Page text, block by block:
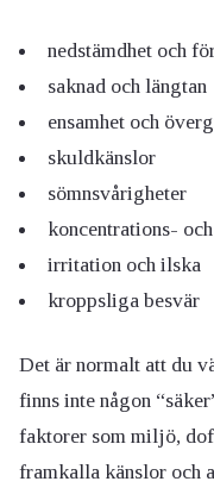
nedstämdhet och
saknad och längtan
ensamhet och
skuldkänslor
sömnsvårigheter
koncentrations-
irritation och ilska
kroppsliga besvär
Det är normalt att du
finns inte någon
faktorer som miljö,
framkalla känslor och